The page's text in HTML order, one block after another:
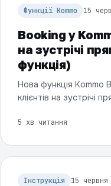
Функції Kommo 15
Booking у
на зустрічі
функція)
Нова функція Kommo
клієнтів на зустрічі
накладок,
5 хв читання
Інструкція 15 червня